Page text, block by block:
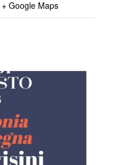
+ Google Maps